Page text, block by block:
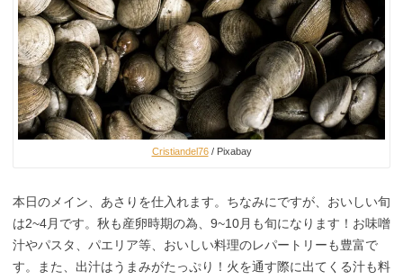
Cristiandel76/ Pixabay
本日のメイン、あさりを仕入れます。ちなみにですが、おいしい旬
は2~4月です。秋も産卵時期の為、9~10月も旬になります！お味噌
汁やパスタ、パエリア等、おいしい料理のレパートリーも豊富で
す。また、出汁はうまみがたっぷり！火を通す際に出てくる汁も料